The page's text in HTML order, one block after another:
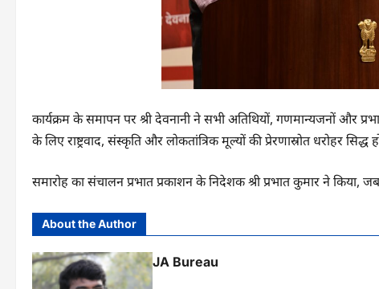
कार्यक्रम के समापन पर श्री देवनानी ने सभी अतिथियों, गणमान्यजनों और
के लिए राष्ट्रवाद, संस्कृति और लोकतांत्रिक मूल्यों की प्रेरणास्रोत धरोहर सिद्ध
समारोह का संचालन प्रभात प्रकाशन के निदेशक श्री प्रभात कुमार ने किया,
About the Author
JA Bureau